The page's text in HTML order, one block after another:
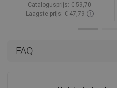
FAQ
Catalogusprijs: € 59,70
Laagste prijs: € 47,79